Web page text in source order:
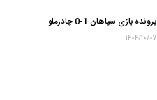
پرونده بازی سپاهان 1-0 چادرملو
۱۴۰۴/۱۰/۰۷